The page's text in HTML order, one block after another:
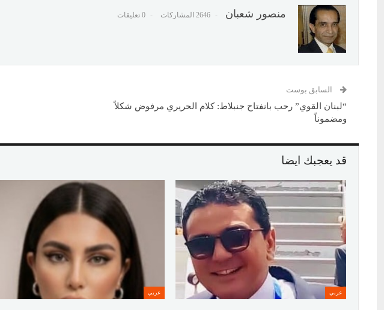
منصور شعبان 2646 المشاركات 0 تعليقات
السابق بوست
“لبنان القوي” رحب بانفتاح جنبلاط: كلام الحريري مرفوض شكلاً
ومضموناً
قد يعجبك ايضا
عربي عربي